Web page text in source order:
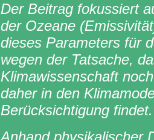
Der Beitrag fokussiert
der Ozeane
dieses Parameters für
wegen der Tatsache,
Klimawissenschaft
daher in den
Berücksichtigung findet.
Anhand physikalischer